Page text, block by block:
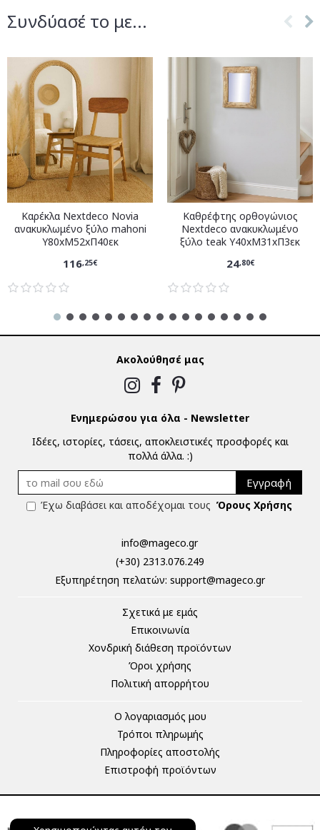
Συνδύασέ το με...
Καρέκλα Nextdeco Novia
ανακυκλωμένο ξύλο mahoni
Υ80xM52xΠ40εκ
116,25€
Καθρέφτης ορθογώνιος
Nextdeco ανακυκλωμένο
ξύλο teak Υ40xM31xΠ3εκ
24,80€
Ακολούθησέ μας
Ενημερώσου για όλα - Newsletter
Ιδέες, ιστορίες, τάσεις, αποκλειστικές προσφορές και
πολλά άλλα. :)
Εγγραφή
Έχω διαβάσει και αποδέχομαι τους Όρους Χρήσης
info@mageco.gr
(+30) 2313.076.249
Eξυπηρέτηση πελατών: support@mageco.gr
Σχετικά με εμάς
Επικοινωνία
Χονδρική διάθεση προϊόντων
Όροι χρήσης
Πολιτική απορρήτου
Ο λογαριασμός μου
Τρόποι πληρωμής
Πληροφορίες αποστολής
Επιστροφή προϊόντων